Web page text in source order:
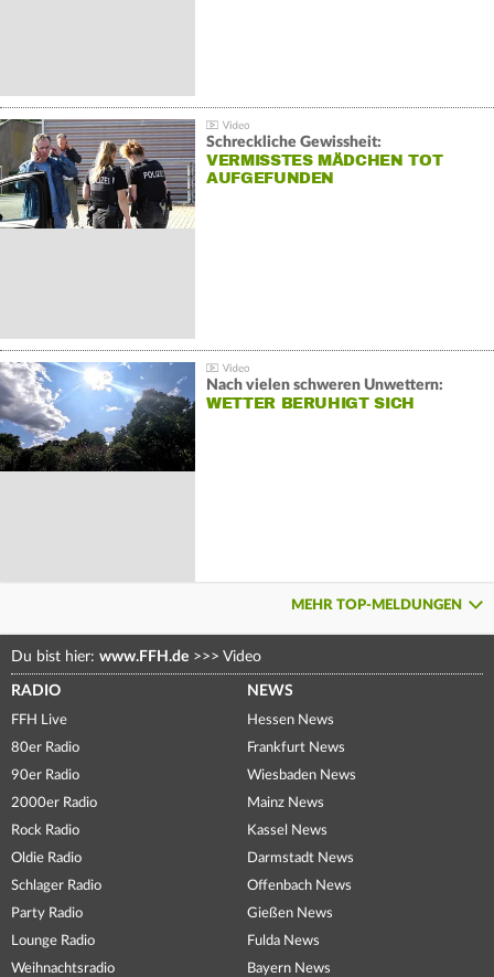
Schreckliche Gewissheit:
VERMISSTES MÄDCHEN TOT
AUFGEFUNDEN
Nach vielen schweren Unwettern:
WETTER BERUHIGT SICH
MEHR TOP-MELDUNGEN
Du bist hier: www.FFH.de >>> Video
RADIO
FFH Live
80er Radio
90er Radio
2000er Radio
Rock Radio
Oldie Radio
Schlager Radio
Party Radio
Lounge Radio
Weihnachtsradio
NEWS
Hessen News
Frankfurt News
Wiesbaden News
Mainz News
Kassel News
Darmstadt News
Offenbach News
Gießen News
Fulda News
Bayern News